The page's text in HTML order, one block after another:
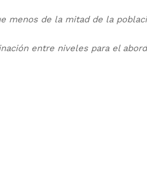
menos de la mitad de la
entre niveles para el